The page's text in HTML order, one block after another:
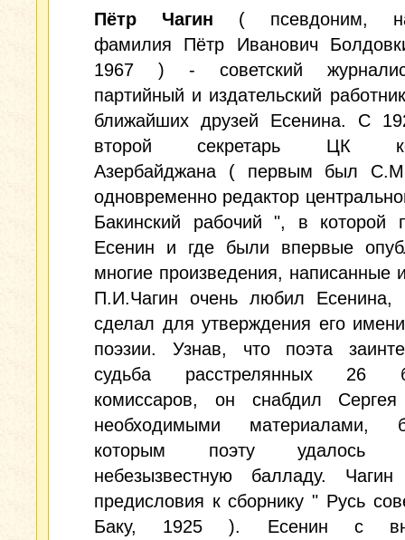
Пётр Чагин ( псевдоним,
фамилия Пётр Иванович
1967 ) - советский
партийный и издательский
ближайших друзей Есенина. С
второй секретарь ЦК
Азербайджана ( первым был
одновременно редактор
Бакинский рабочий ", в которой
Есенин и где были впервые
многие произведения, написанные
П.И.Чагин очень любил Есенина,
сделал для утверждения его
поэзии. Узнав, что поэта
судьба расстрелянных 26
комиссаров, он снабдил
необходимыми материалами,
которым поэту удалось
небезызвестную балладу.
предисловия к сборнику " Русь
Баку, 1925 ). Есенин с